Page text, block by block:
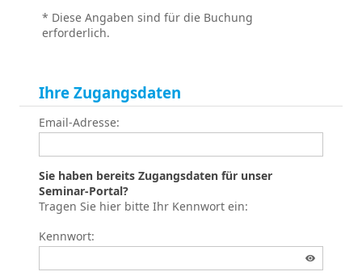
* Diese Angaben sind für die Buchung
erforderlich.
Ihre Zugangsdaten
Email-Adresse:
Sie haben bereits Zugangsdaten für unser
Seminar-Portal?
Tragen Sie hier bitte Ihr Kennwort ein:
Kennwort: